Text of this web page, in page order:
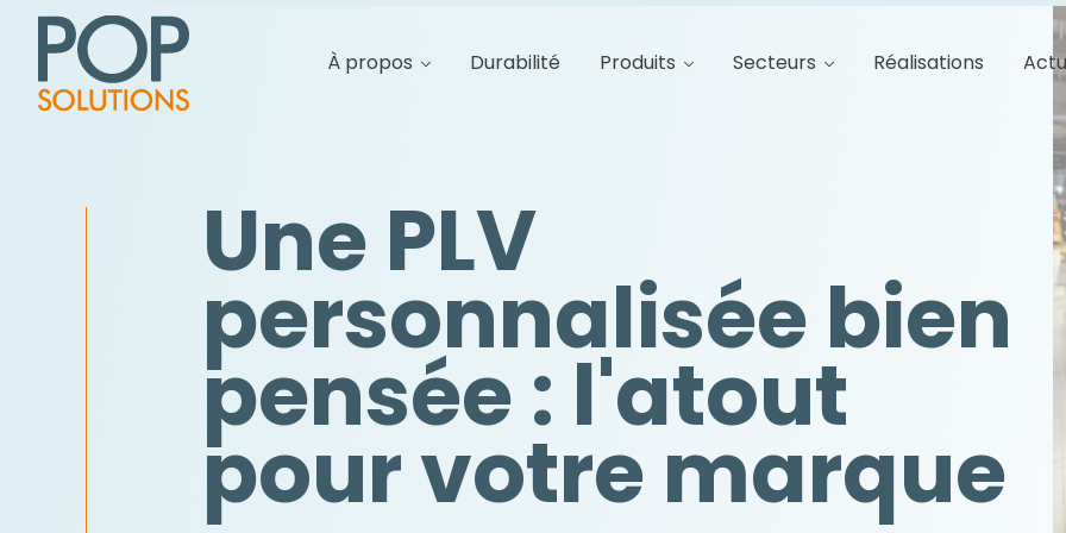
À propos Durabilité Produits Secteurs Réalisations
Une PLV
personnalisée bien
pensée : l'atout
pour votre marque